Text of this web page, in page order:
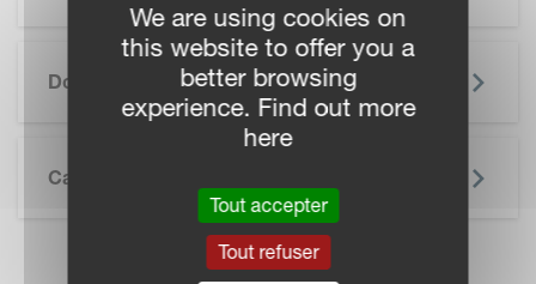
Documentation
SKIP BROCHURE
Caractéristiques Techniques
We are using cookies on
this website to offer you a
better browsing
experience. Find out more
here
Tout accepter
Tout refuser